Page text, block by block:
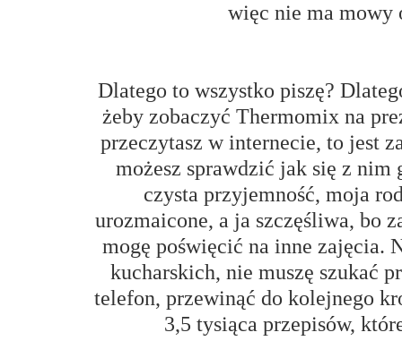
więc nie ma mowy
Dlatego to wszystko piszę?
żeby zobaczyć Thermomix na
przeczytasz w internecie, to jest
możesz sprawdzić jak się z
czysta przyjemność, moja
urozmaicone, a ja szczęśliwa, bo
mogę poświęcić na inne zajęcia.
kucharskich, nie muszę szukać
telefon, przewinąć do kolejnego
3,5 tysiąca przepisów,